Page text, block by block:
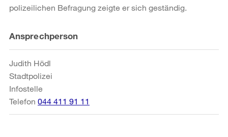
polizeilichen Befragung zeigte er sich geständig.
Weitere
Informationen
Ansprechperson
Judith Hödl
Stadtpolizei
Infostelle
Telefon 044 411 91 11